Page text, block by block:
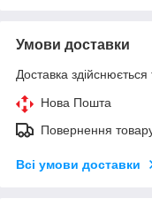
Умови доставки
Доставка здійснюється
Нова Пошта
Повернення
Всі умови доставки